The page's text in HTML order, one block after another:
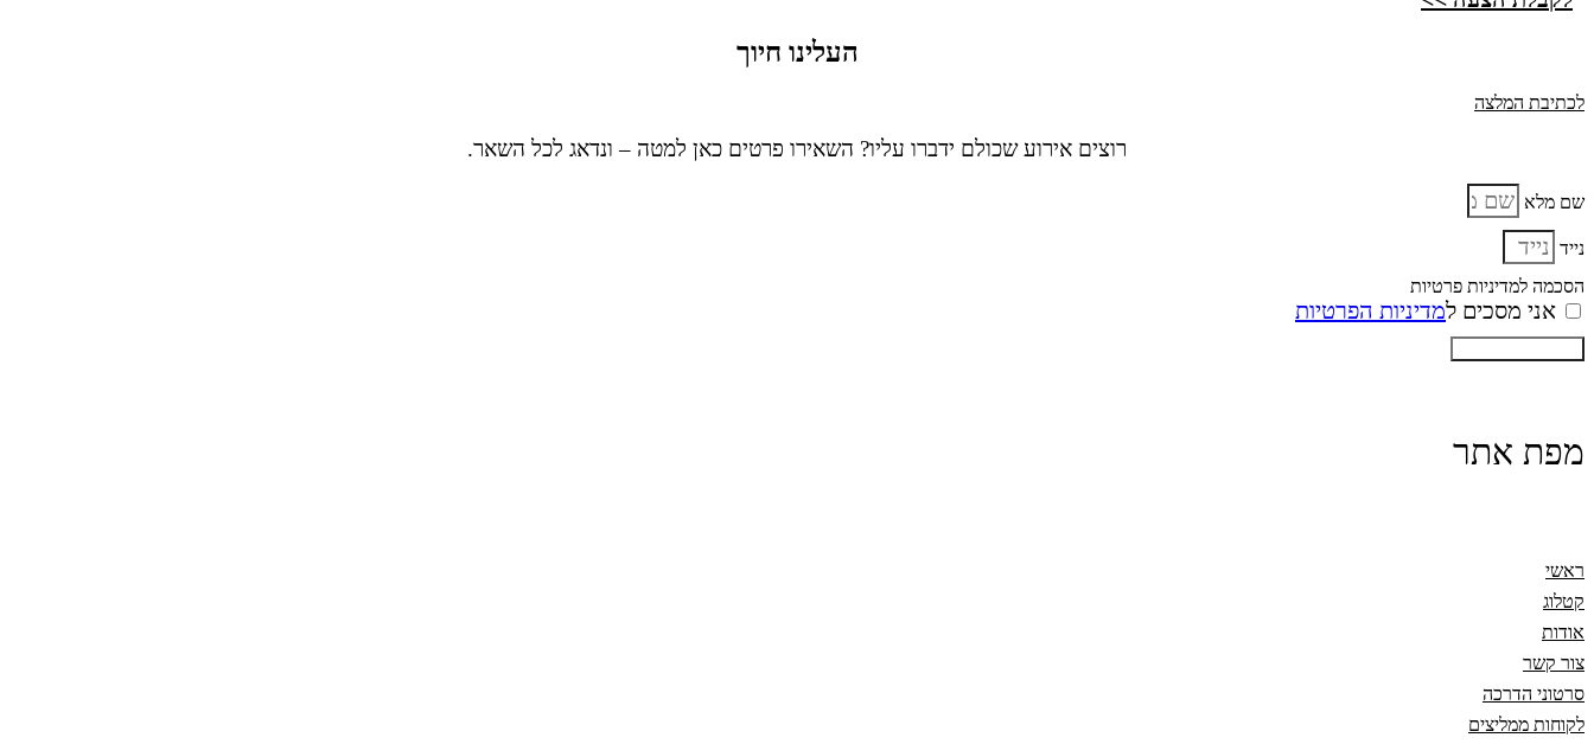
העלינו חיוך
לכתיבת המלצה
רוצים אירוע שכולם ידברו עליו? השאירו פרטים כאן למטה – ונדאג לכל השאר.
שם מלא
נייד
הסכמה למדיניות פרטיות
אני מסכים למדיניות הפרטיות
מפת אתר
ראשי
קטלוג
אודות
צור קשר
סרטוני הדרכה
לקוחות ממליצים